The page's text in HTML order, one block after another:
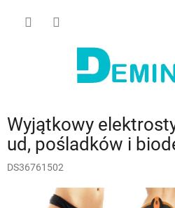
Wyjątkowy
ud, pośladków i
DS36761502